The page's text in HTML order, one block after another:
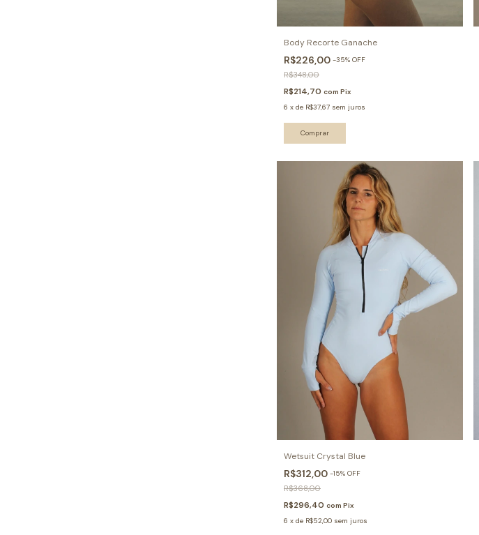
Body Recorte Ganache
R$226,00 -35% OFF
R$348,00
R$214,70 com Pix
6 x de R$37,67 sem juros
Comprar
Wetsuit Crystal Blue
R$312,00 -15% OFF
R$368,00
R$296,40 com Pix
6 x de R$52,00 sem juros